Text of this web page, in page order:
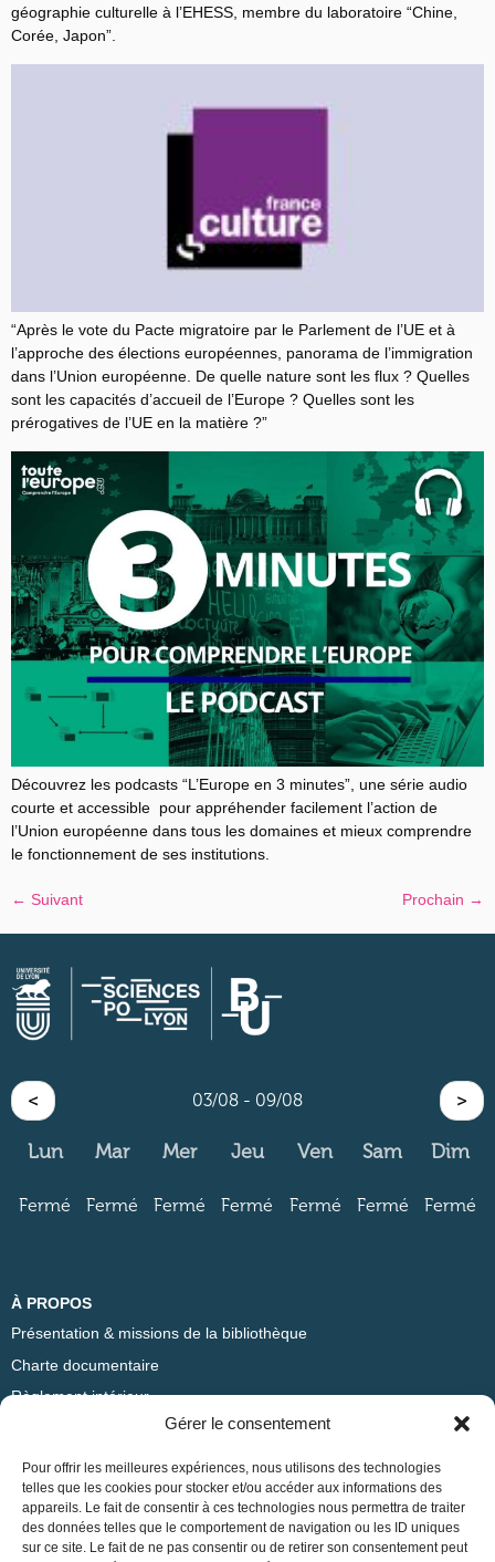
Gérer le consentement
Pour offrir les meilleures expériences, nous utilisons des technologies
telles que les cookies pour stocker et/ou accéder aux informations des
appareils. Le fait de consentir à ces technologies nous permettra de traiter
des données telles que le comportement de navigation ou les ID uniques
sur ce site. Le fait de ne pas consentir ou de retirer son consentement peut
géographie culturelle à l’EHESS, membre du laboratoire “Chine,
Corée, Japon”.
“Après le vote du Pacte migratoire par le Parlement de l’UE et à
l’approche des élections européennes, panorama de l’immigration
dans l’Union européenne. De quelle nature sont les flux ? Quelles
sont les capacités d’accueil de l’Europe ? Quelles sont les
prérogatives de l’UE en la matière ?”
Découvrez les podcasts “L’Europe en 3 minutes”, une série audio
courte et accessible pour appréhender facilement l’action de
l’Union européenne dans tous les domaines et mieux comprendre
le fonctionnement de ses institutions.
← Suivant Prochain →
>
< 03/08 - 09/08
Lun
Fermé
Mar
Fermé
Mer
Fermé
Jeu
Fermé
Ven
Fermé
Sam
Fermé
Dim
Fermé
À PROPOS
Présentation & missions de la bibliothèque
Charte documentaire
Règlement intérieur
Bibliothèque Sciences Po Lyon
14 avenue Berthelot
69365 Lyon Cedex 07